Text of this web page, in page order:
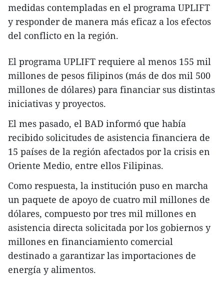
medidas contempladas en el programa UPLIFT
y responder de manera más eficaz a los efectos
del conflicto en la región.
El programa UPLIFT requiere al menos 155 mil
millones de pesos filipinos (más de dos mil 500
millones de dólares) para financiar sus distintas
iniciativas y proyectos.
El mes pasado, el BAD informó que había
recibido solicitudes de asistencia financiera de
15 países de la región afectados por la crisis en
Oriente Medio, entre ellos Filipinas.
Como respuesta, la institución puso en marcha
un paquete de apoyo de cuatro mil millones de
dólares, compuesto por tres mil millones en
asistencia directa solicitada por los gobiernos y
millones en financiamiento comercial
destinado a garantizar las importaciones de
energía y alimentos.